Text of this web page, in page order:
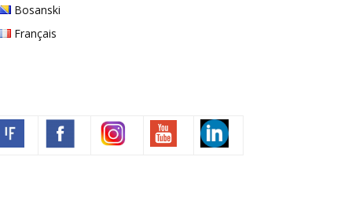
Bosanski
Français